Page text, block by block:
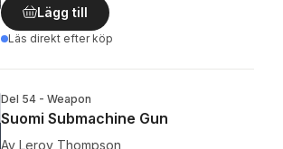
Lägg till
Läs direkt efter köp
Del 54 - Weapon
Suomi Submachine Gun
Av Leroy Thompson